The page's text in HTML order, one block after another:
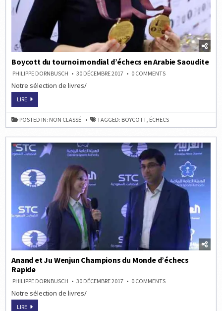
Boycott du tournoi mondial d’échecs en Arabie Saoudite
PHILIPPE DORNBUSCH 30 DÉCEMBRE 2017 0 COMMENTSON
ARABIE
SAOUDITE
Notre sélection de livres/
LIREBOYCOTT
TOURNOI
MONDIAL
D’ÉCHECS
EN
POSTED IN: NON CLASSÉ TAGGED: BOYCOTT, ÉCHECS
Anand et Ju Wenjun Champions du Monde d’échecs
Rapide
PHILIPPE DORNBUSCH 30 DÉCEMBRE 2017 0 COMMENTSON
Notre sélection de livres/
LIREANAND